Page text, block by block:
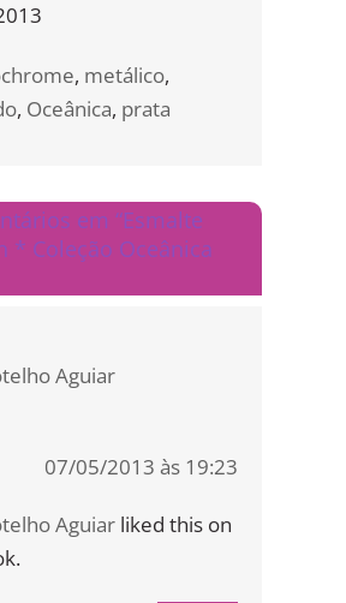
, metálico,
, Oceânica, prata
em “Esmalte
* Coleção Oceânica
Aguiar
07/05/2013 às 19:23
Aguiar liked this on